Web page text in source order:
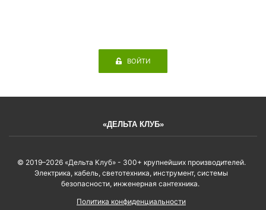
ВОЙТИ
«ДЕЛЬТА КЛУБ»
© 2019–2026 «Дельта Клуб» - 300+ крупнейших производителей.
Электрика, кабель, светотехника, инструмент, системы
безопасности, инженерная сантехника.
Политика конфиденциальности